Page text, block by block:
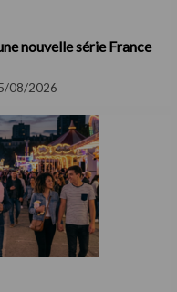
nouvelle série France
08/2026